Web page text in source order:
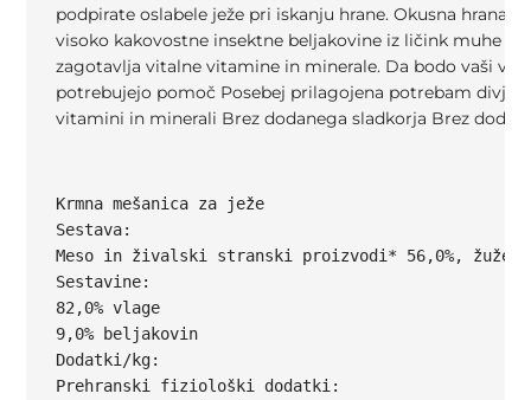
podpirate oslabele ježe pri iskanju hrane. Okusna hrana
visoko kakovostne insektne beljakovine iz ličink muhe
zagotavlja vitalne vitamine in minerale. Da bodo vaši
potrebujejo pomoč Posebej prilagojena potrebam divjih
vitamini in minerali Brez dodanega sladkorja Brez
Krmna mešanica za ježe
Sestava:
Meso in živalski stranski proizvodi* 56,0%,
Sestavine:
82,0% vlage
9,0% beljakovin
Dodatki/kg:
Prehranski fiziološki dodatki: